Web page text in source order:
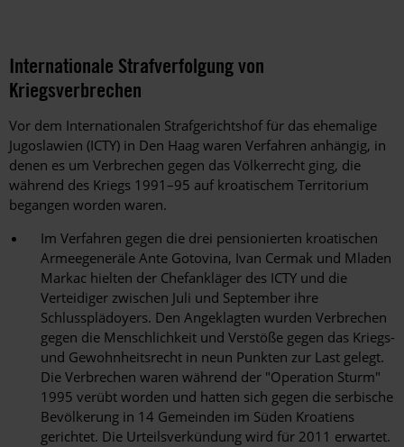
Internationale Strafverfolgung von
Kriegsverbrechen
Vor dem Internationalen Strafgerichtshof für das ehemalige
Jugoslawien (ICTY) in Den Haag waren Verfahren anhängig, in
denen es um Verbrechen gegen das Völkerrecht ging, die
während des Kriegs 1991–95 auf kroatischem Territorium
begangen worden waren.
Im Verfahren gegen die drei pensionierten kroatischen
Armeegeneräle Ante Gotovina, Ivan Cermak und Mladen
Markac hielten der Chefankläger des ICTY und die
Verteidiger zwischen Juli und September ihre
Schlussplädoyers. Den Angeklagten wurden Verbrechen
gegen die Menschlichkeit und Verstöße gegen das Kriegs-
und Gewohnheitsrecht in neun Punkten zur Last gelegt.
Die Verbrechen waren während der "Operation Sturm"
1995 verübt worden und hatten sich gegen die serbische
Bevölkerung in 14 Gemeinden im Süden Kroatiens
gerichtet. Die Urteilsverkündung wird für 2011 erwartet.